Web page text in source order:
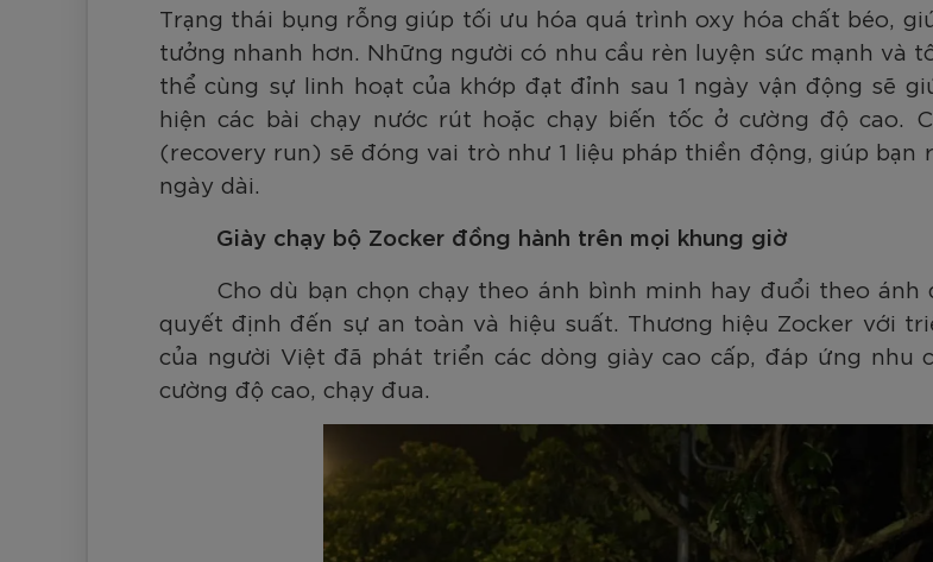
Trạng thái bụng rỗng giúp tối ưu hóa quá trình oxy hóa chất béo,
tưởng nhanh hơn. Những người có nhu cầu rèn luyện sức mạnh và
thể cùng sự linh hoạt của khớp đạt đỉnh sau 1 ngày vận động sẽ
hiện các bài chạy nước rút hoặc chạy biến tốc ở cường độ cao.
(recovery run) sẽ đóng vai trò như 1 liệu pháp thiền động, giúp
ngày dài.
Giày chạy bộ Zocker đồng hành trên mọi khung giờ
Cho dù bạn chọn chạy theo ánh bình minh hay đuổi theo
quyết định đến sự an toàn và hiệu suất. Thương hiệu Zocker với
của người Việt đã phát triển các dòng giày cao cấp, đáp ứng nhu
cường độ cao, chạy đua.